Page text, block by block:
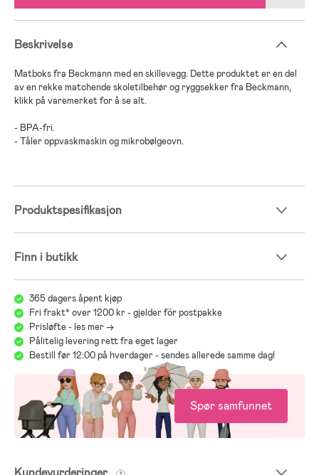
Beskrivelse
Matboks fra Beckmann med en skillevegg. Dette produktet er en del
av en rekke matchende skoletilbehør og ryggsekker fra Beckmann,
klikk på varemerket for å se alt.
- BPA-fri.
- Tåler oppvaskmaskin og mikrobølgeovn.
Produktspesifikasjon
Finn i butikk
365 dagers åpent kjøp
Fri frakt* over 1200 kr - gjelder för postpakke
Prisløfte - les mer ->
Pålitelig levering rett fra eget lager
Bestill før 12:00 på hverdager - sendes allerede samme dag!
Spør samfunnet